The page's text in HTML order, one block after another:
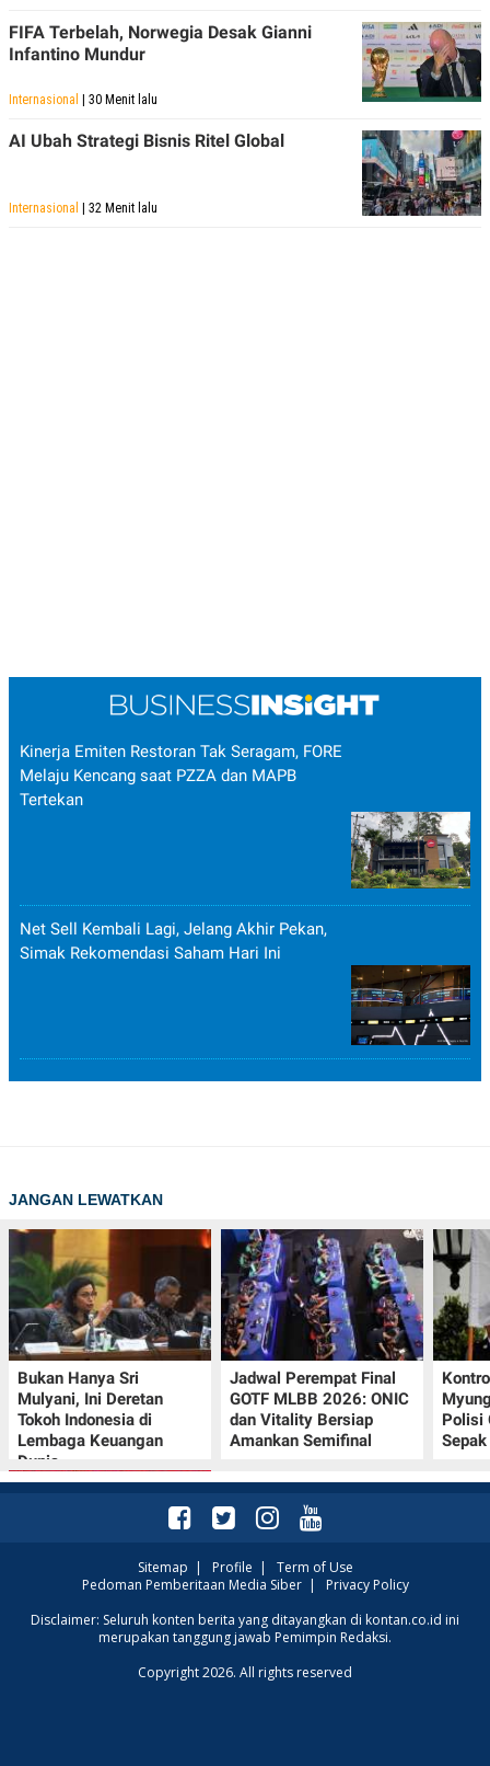
FIFA Terbelah, Norwegia Desak Gianni
Infantino Mundur
Internasional | 30 Menit lalu
AI Ubah Strategi Bisnis Ritel Global
Internasional | 32 Menit lalu
Kinerja Emiten Restoran Tak Seragam, FORE
Melaju Kencang saat PZZA dan MAPB
Tertekan
Net Sell Kembali Lagi, Jelang Akhir Pekan,
Simak Rekomendasi Saham Hari Ini
JANGAN LEWATKAN
Bukan Hanya Sri
Mulyani, Ini Deretan
Tokoh Indonesia di
Lembaga Keuangan
Dunia
Jadwal Perempat Final
GOTF MLBB 2026: ONIC
dan Vitality Bersiap
Amankan Semifinal
Polisi
Promo JSM Superindo
7–9 Agustus 2026,
Rp37.900 hingga Buah
Sitemap | Profile | Term of Use
Pedoman Pemberitaan Media Siber| Privacy Policy
Disclaimer: Seluruh konten berita yang ditayangkan di kontan.co.id ini
merupakan tanggung jawab Pemimpin Redaksi.
Copyright 2026. All rights reserved